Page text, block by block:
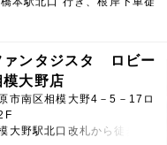
ァンタジスタ ロビー
大野店
市南区相模大野4－5－17ロ
大野駅北口改札から徒歩7分